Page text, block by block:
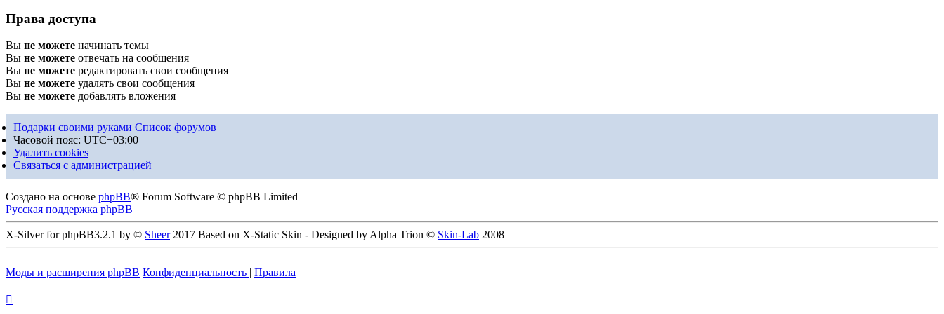
Права доступа
Вы не можете начинать темы
Вы не можете отвечать на сообщения
Вы не можете редактировать свои сообщения
Вы не можете удалять свои сообщения
Вы не можете добавлять вложения
Подарки своими руками Список форумов
Часовой пояс: UTC+03:00
Удалить cookies
Связаться с администрацией
Создано на основе phpBB® Forum Software © phpBB Limited
Русская поддержка phpBB
X-Silver for phpBB3.2.1 by © Sheer2017 Based on X-Static Skin - Designed by Alpha Trion © Skin-Lab 2008
Моды и расширения phpBB Конфиденциальность | Правила